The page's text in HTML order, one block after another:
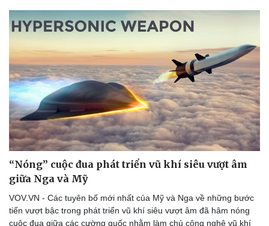
Du lịch
Podcast
“Nóng” cuộc đua phát triển vũ khí siêu vượt âm
giữa Nga và Mỹ
VOV.VN - Các tuyên bố mới nhất của Mỹ và Nga về những bước
tiến vượt bậc trong phát triển vũ khí siêu vượt âm đã hâm nóng
cuộc đua giữa các cường quốc nhằm làm chủ công nghệ vũ khí